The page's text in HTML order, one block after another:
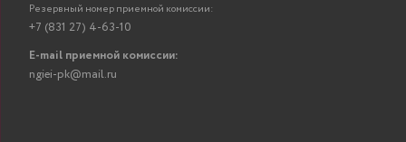
Резервный номер приемной комиссии:
+7 (831 27) 4-63-10
E-mail приемной комиссии:
ngiei-pk@mail.ru